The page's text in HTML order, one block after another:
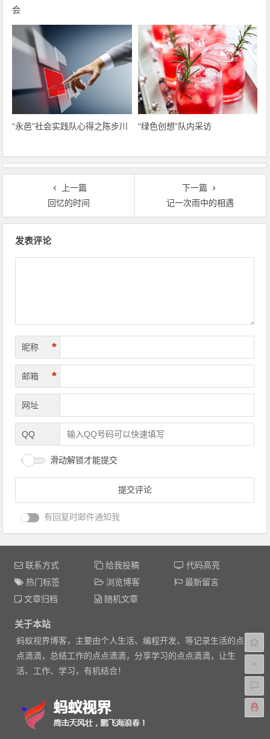
会
“永邑”社会实践队心得之陈步川 “绿色创想”队内采访
上一篇
回忆的时间
下一篇
记一次雨中的相遇
发表评论
昵称 *
邮箱 *
网址
QQ
滑动解锁才能提交
有回复时邮件通知我
联系方式 给我投稿
代码高亮
热门标签
浏览博客
最新留言
文章归档
随机文章
关于本站
蚂蚁视界博客，主要由个人生活、编程开发、等记录生活的点
点滴滴，总结工作的点点滴滴，分享学习的点点滴滴，让生
活、工作、学习，有机结合！